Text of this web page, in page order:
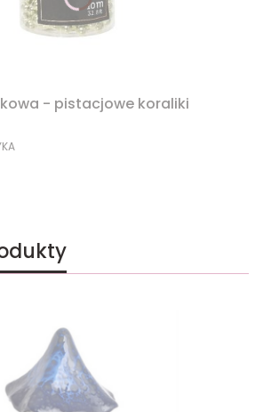
- pistacjowe koraliki